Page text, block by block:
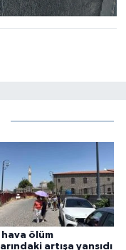
hava ölüm
artışa yansıdı